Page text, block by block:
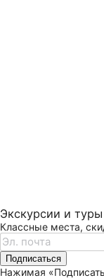
Экскурсии и
Классные места,
Подписаться
Нажимая